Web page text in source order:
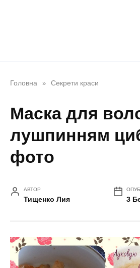
Головна » Секрети краси
Маска для
лушпинням
фото
АВТОР
Тищенко Лия 3